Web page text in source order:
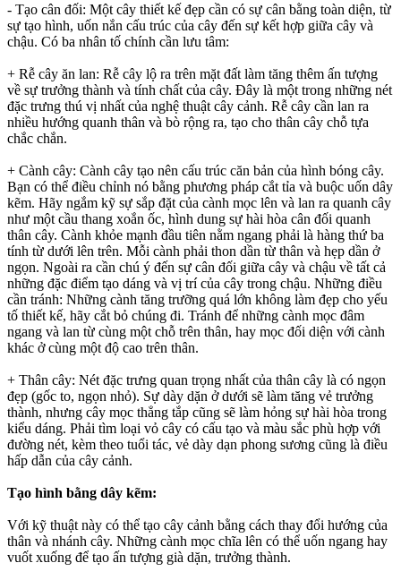
- Tạo cân đối: Một cây thiết kế đẹp cần có sự cân bằng toàn diện, từ
sự tạo hình, uốn nắn cấu trúc của cây đến sự kết hợp giữa cây và
chậu. Có ba nhân tố chính cần lưu tâm:
+ Rễ cây ăn lan: Rễ cây lộ ra trên mặt đất làm tăng thêm ấn tượng
về sự trưởng thành và tính chất của cây. Đây là một trong những nét
đặc trưng thú vị nhất của nghệ thuật cây cảnh. Rễ cây cần lan ra
nhiều hướng quanh thân và bò rộng ra, tạo cho thân cây chỗ tựa
chắc chắn.
+ Cành cây: Cành cây tạo nên cấu trúc căn bản của hình bóng cây.
Bạn có thể điều chỉnh nó bằng phương pháp cắt tỉa và buộc uốn dây
kẽm. Hãy ngắm kỹ sự sắp đặt của cành mọc lên và lan ra quanh cây
như một cầu thang xoắn ốc, hình dung sự hài hòa cân đối quanh
thân cây. Cành khỏe mạnh đầu tiên nằm ngang phải là hàng thứ ba
tính từ dưới lên trên. Mỗi cành phải thon dần từ thân và hẹp dần ở
ngọn. Ngoài ra cần chú ý đến sự cân đối giữa cây và chậu về tất cả
những đặc điểm tạo dáng và vị trí của cây trong chậu. Những điều
cần tránh: Những cành tăng trưỡng quá lớn không làm đẹp cho yếu
tố thiết kế, hãy cắt bỏ chúng đi. Tránh để những cành mọc đâm
ngang và lan từ cùng một chỗ trên thân, hay mọc đối diện với cành
khác ở cùng một độ cao trên thân.
+ Thân cây: Nét đặc trưng quan trọng nhất của thân cây là có ngọn
đẹp (gốc to, ngọn nhỏ). Sự dày dặn ở dưới sẽ làm tăng vẻ trưởng
thành, nhưng cây mọc thẳng tắp cũng sẽ làm hỏng sự hài hòa trong
kiểu dáng. Phải tìm loại vỏ cây có cấu tạo và màu sắc phù hợp với
đường nét, kèm theo tuổi tác, vẻ dày dạn phong sương cũng là điều
hấp dẫn của cây cảnh.
Tạo hình bằng dây kẽm:
Với kỹ thuật này có thể tạo cây cảnh bằng cách thay đổi hướng của
thân và nhánh cây. Những cành mọc chĩa lên có thể uốn ngang hay
vuốt xuống để tạo ấn tượng già dặn, trưởng thành.